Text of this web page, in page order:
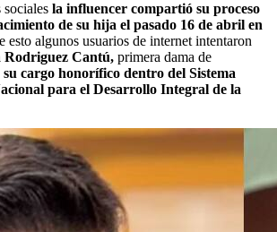
sociales la influencer compartió su proceso
de su hija el pasado 16 de abril en
esto algunos usuarios de internet intentaron
Cantú, primera dama de
su cargo honorífico dentro del Sistema
para el Desarrollo Integral de la